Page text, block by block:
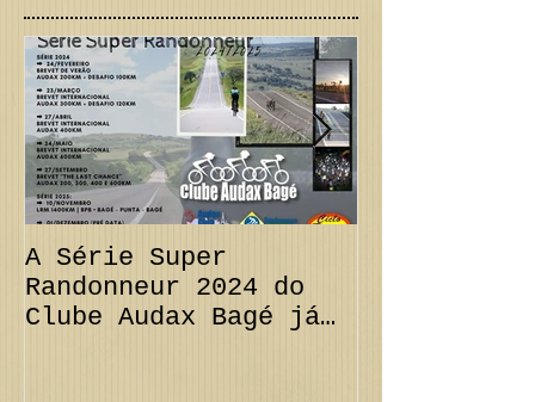
A Série Super
Randonneur 2024 do
Clube Audax Bagé já